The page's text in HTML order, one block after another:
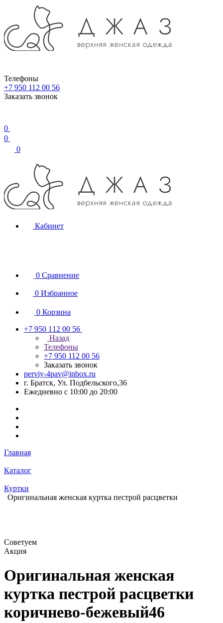
Телефоны
+7 950 112 00 56
Заказать звонок
0
0
0
Кабинет
0 Сравнение
0 Избранное
0 Корзина
+7 950 112 00 56
Назад
Телефоны
+7 950 112 00 56
Заказать звонок
perviy-4pav@inbox.ru
г. Братск, Ул. Подбельского,36
Ежедневно с 10:00 до 20:00
Главная
Каталог
Куртки
Оригинальная женская куртка пестрой расцветки
Советуем
Акция
Оригинальная женская
куртка пестрой расцветки
коричнево-бежевый46